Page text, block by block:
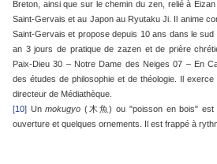
Breton, ainsi que sur le chemin du zen, relié à
Saint-Gervais et au Japon au Ryutaku Ji. Il anime
Saint-Gervais et propose depuis 10 ans dans le
an 3 jours de pratique de zazen et de prière
Paix-Dieu 30 – Notre Dame des Neiges 07 – En
des études de philosophie et de théologie. Il
directeur de Médiathèque.
[10] Unmokugyo (木魚) ou "poisson en bois" est
ouverture et quelques ornements. Il est frappé à